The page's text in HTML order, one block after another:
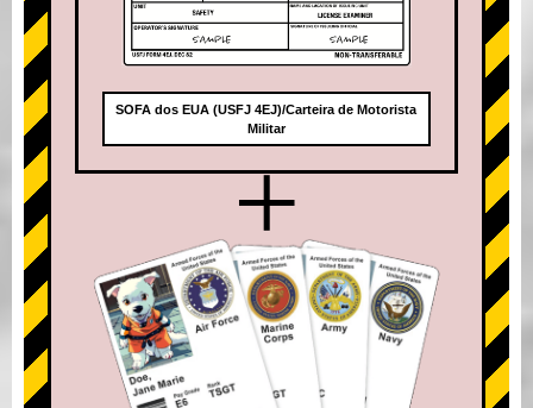
SOFA dos EUA (USFJ 4EJ)/Carteira de Motorista
Militar
+